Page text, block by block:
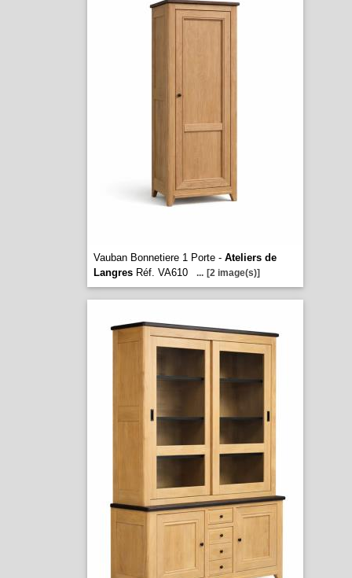
Vauban Bonnetiere 1 Porte - Ateliers de
LangresRéf. VA610 ... [2 image(s)]